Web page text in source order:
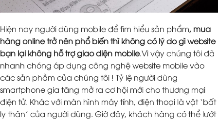
Hiện nay người dùng mobile để tìm hiểu sản phẩm, mua
hàng online trở nên phổ biến thì không có lý do gì website
bạn lại không hỗ trợ giao diện mobile.Vì vậy chúng tôi đã
nhanh chóng áp dụng công nghệ website mobile vào
các sản phầm của chúng tôi ! Tỷ lệ người dùng
smartphone gia tăng mở ra cơ hội mới cho thương mại
điện tử. Khác với màn hình máy tính, điện thoại là vật ‘bất
ly thân’ của người dùng. Giờ đây, khách hàng có thể lướt